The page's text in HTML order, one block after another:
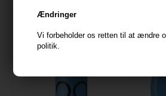
Ændringer
Vi forbeholder os retten til at ændre
politik.